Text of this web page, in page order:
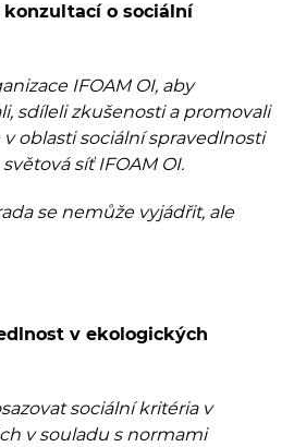
o sociální
IFOAM OI, aby
sdíleli zkušenosti a promovali
oblasti sociální spravedlnosti
síť IFOAM OI.
se nemůže vyjádřit, ale
v ekologických
sociální kritéria v
v souladu s normami